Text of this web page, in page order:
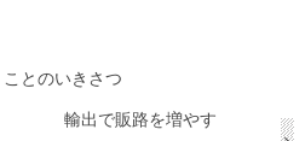
ことのいきさつ
輸出で販路を増やす